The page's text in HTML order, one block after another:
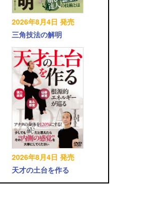
2026年8月4日 発売
三角技法の解明
2026年8月4日 発売
天才の土台を作る